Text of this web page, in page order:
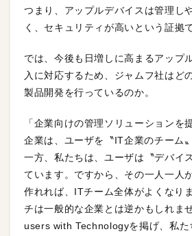
つまり、アップルデバイスは管理し
く、セキュリティが高いという証拠で
では、今後も日増しに高まるアップ
入に対応するため、ジャムフ社はど
製品開発を行っているのか。
「企業向けの管理ソリューションを
企業は、ユーザを〝IT企業のチーム
一方、私たちは、ユーザは〝デバイ
ています。ですから、その一人一人
作れれば、ITチーム全体がよくなり
チは一般的な企業とは逆かもしれま
users with Technologyを掲げ、私た